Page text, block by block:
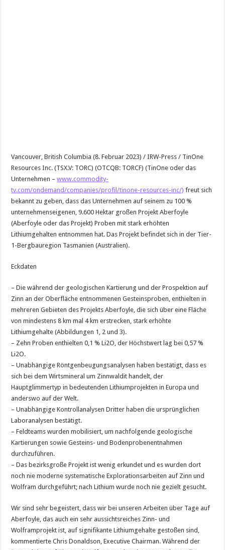
Vancouver, British Columbia (8. Februar 2023) / IRW-Press / TinOne
Resources Inc. (TSX.V: TORC) (OTCQB: TORCF) (TinOne oder das
Unternehmen –www.commodity-
tv.com/ondemand/companies/profil/tinone-resources-inc/) freut sich
bekannt zu geben, dass das Unternehmen auf seinem zu 100 %
unternehmenseigenen, 9.600 Hektar großen Projekt Aberfoyle
(Aberfoyle oder das Projekt) Proben mit stark erhöhten
Lithiumgehalten entnommen hat. Das Projekt befindet sich in der Tier-
1-Bergbauregion Tasmanien (Australien).
Eckdaten
– Die während der geologischen Kartierung und der Prospektion auf
Zinn an der Oberfläche entnommenen Gesteinsproben, enthielten in
mehreren Gebieten des Projekts Aberfoyle, die sich über eine Fläche
von mindestens 8 km mal 4 km erstrecken, stark erhöhte
Lithiumgehalte (Abbildungen 1, 2 und 3).
– Zehn Proben enthielten 0,1 % Li2O, der Höchstwert lag bei 0,57 %
Li2O.
– Unabhängige Röntgenbeugungsanalysen haben bestätigt, dass es
sich bei dem Wirtsmineral um Zinnwaldit handelt, der
Hauptglimmertyp in bedeutenden Lithiumprojekten in Europa und
anderswo auf der Welt.
– Unabhängige Kontrollanalysen Dritter haben die ursprünglichen
Laboranalysen bestätigt.
– Feldteams wurden mobilisiert, um nachfolgende geologische
Kartierungen sowie Gesteins- und Bodenprobenentnahmen
durchzuführen.
– Das bezirksgroße Projekt ist wenig erkundet und es wurden dort
noch nie moderne systematische Explorationsarbeiten auf Zinn und
Wolfram durchgeführt; nach Lithium wurde noch nie gezielt gesucht.
Wir sind sehr begeistert, dass wir bei unseren Arbeiten über Tage auf
Aberfoyle, das auch ein sehr aussichtsreiches Zinn- und
Wolframprojekt ist, auf signifikante Lithiumgehalte gestoßen sind,
kommentierte Chris Donaldson, Executive Chairman. Während der